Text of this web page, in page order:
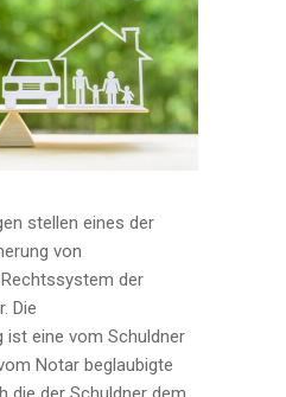
stellen eines der
von
der
Die
ist eine vom Schuldner
Notar beglaubigte